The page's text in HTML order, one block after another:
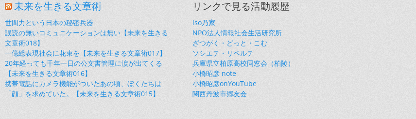
未来を生きる文章術
世間力という日本の秘密兵器
誤読の無いコミュニケーションは無い【未来を生きる
文章術018】
一億総表現社会に花束を【未来を生きる文章術017】
20年経っても千年一日の公文書管理に涙が出てくる
【未来を生きる文章術016】
携帯電話にカメラ機能がついたあの頃、ぼくたちは
「顔」を求めていた。【未来を生きる文章術015】
リンクで見る活動履歴
iso乃家
NPO法人情報社会生活研究所
ざつがく・どっと・こむ
ソシエテ・リベルテ
兵庫県立柏原高校同窓会（柏陵）
小橋昭彦 note
小橋昭彦onYouTube
関西丹波市郷友会